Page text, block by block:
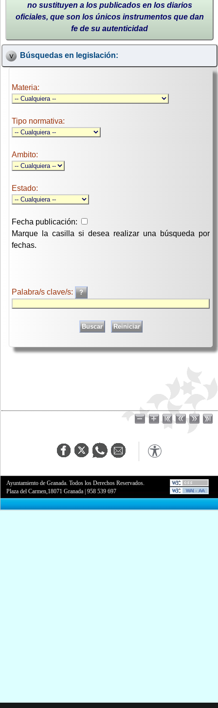
no sustituyen a los publicados en los diarios
oficiales, que son los únicos instrumentos que dan
fe de su autenticidad
Búsquedas en legislación:
Materia:
Tipo normativa:
Ambito:
Estado:
Fecha publicación:
Marque la casilla si desea realizar una búsqueda por
fechas.
Palabra/s clave/s:
Ayuntamiento de Granada. Todos los Derechos Reservados.
Plaza del Carmen,18071 Granada |958 539 697